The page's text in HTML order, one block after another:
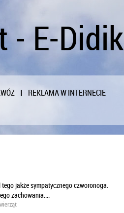
- E-Didik
REKLAMA W INTERNECIE
tego jakże sympatycznego czworonoga.
zachowania....